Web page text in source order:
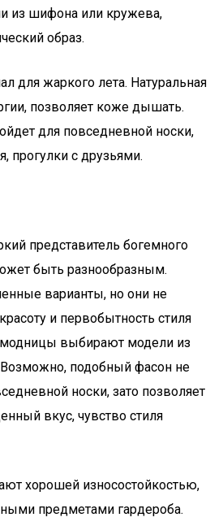
из шифона или кружева,
образ.
для жаркого лета. Натуральная
позволяет коже дышать.
для повседневной носки,
прогулки с друзьями.
представитель богемного
быть разнообразным.
варианты, но они не
и первобытность стиля
выбирают модели из
подобный фасон не
носки, зато позволяет
вкус, чувство стиля
хорошей износостойкостью,
предметами гардероба.